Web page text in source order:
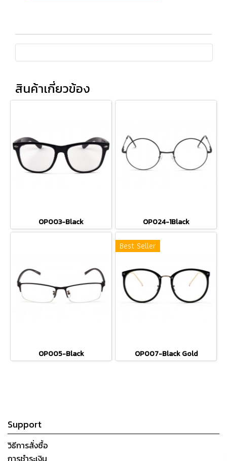
สินค้าเกี่ยวข้อง
OP003-Black OP024-1Black
OP005-Black
Best Seller
OP007-Black Gold
Support
วิธีการสั่งซื้อ
การชำระเงิน